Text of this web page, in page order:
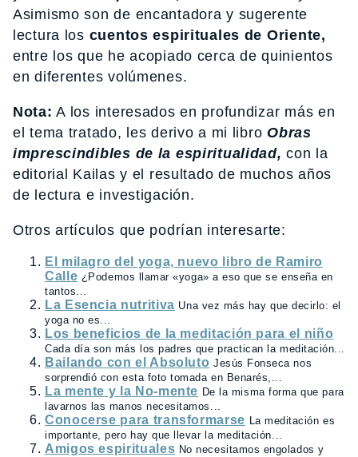
Asimismo son de encantadora y sugerente
lectura los cuentos espirituales de Oriente,
entre los que he acopiado cerca de quinientos
en diferentes volúmenes.
Nota: A los interesados en profundizar más en
el tema tratado, les derivo a mi libro Obras
imprescindibles de la espiritualidad, con la
editorial Kailas y el resultado de muchos años
de lectura e investigación.
Otros artículos que podrían interesarte:
El milagro del yoga, nuevo libro de Ramiro
Calle ¿Podemos llamar «yoga» a eso que se enseña en
tantos...
La Esencia nutritiva Una vez más hay que decirlo: el
yoga no es...
Los beneficios de la meditación para el niño
Cada día son más los padres que practican la meditación...
Bailando con el Absoluto Jesús Fonseca nos
sorprendió con esta foto tomada en Benarés,...
La mente y la No-mente De la misma forma que para
lavarnos las manos necesitamos...
Conocerse para transformarse La meditación es
importante, pero hay que llevar la meditación...
Amigos espirituales No necesitamos engolados y